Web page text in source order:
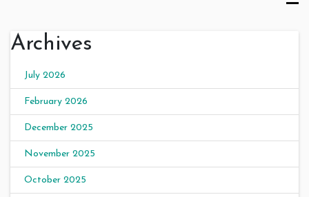
Archives
July 2026
February 2026
December 2025
November 2025
October 2025